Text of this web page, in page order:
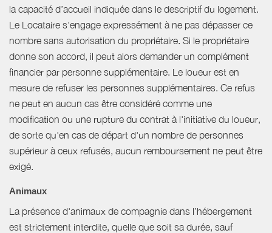
la capacité d’accueil indiquée dans le descriptif du logement.
Le Locataire s'engage expressément à ne pas dépasser ce
nombre sans autorisation du propriétaire. Si le propriétaire
donne son accord, il peut alors demander un complément
financier par personne supplémentaire. Le loueur est en
mesure de refuser les personnes supplémentaires. Ce refus
ne peut en aucun cas être considéré comme une
modification ou une rupture du contrat à l'initiative du loueur,
de sorte qu'en cas de départ d'un nombre de personnes
supérieur à ceux refusés, aucun remboursement ne peut être
exigé.
Animaux
La présence d'animaux de compagnie dans l’hébergement
est strictement interdite, quelle que soit sa durée, sauf